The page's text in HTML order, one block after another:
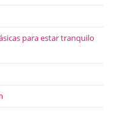
para estar tranquilo